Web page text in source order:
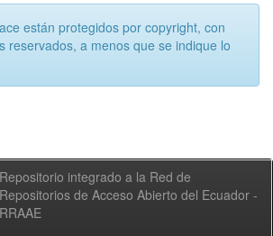
están protegidos por copyright, con
reservados, a menos que se indique lo
Repositorio integrado a la Red de
Repositorios de Acceso Abierto del Ecuador -
RRAAE